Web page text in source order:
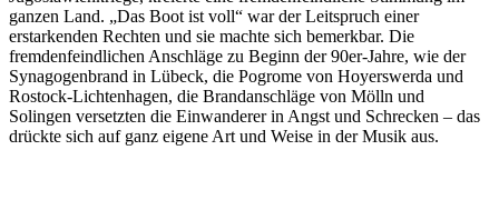
ganzen Land. „Das Boot ist voll“ war der Leitspruch einer
erstarkenden Rechten und sie machte sich bemerkbar. Die
fremdenfeindlichen Anschläge zu Beginn der 90er-Jahre, wie der
Synagogenbrand in Lübeck, die Pogrome von Hoyerswerda und
Rostock-Lichtenhagen, die Brandanschläge von Mölln und
Solingen versetzten die Einwanderer in Angst und Schrecken – das
drückte sich auf ganz eigene Art und Weise in der Musik aus.